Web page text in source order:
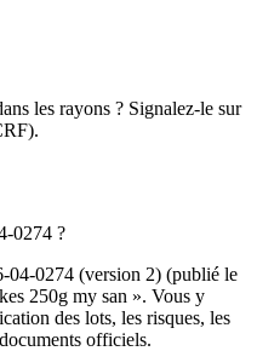
les rayons ? Signalez-le sur
.
0274 ?
04-0274 (version 2) (publié le
250g my san ». Vous y
des lots, les risques, les
officiels.